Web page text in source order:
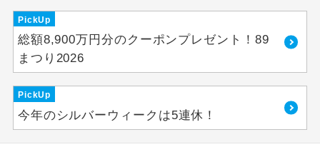
PickUp
総額8,900万円分のクーポンプレゼント！89
まつり2026
PickUp
今年のシルバーウィークは5連休！